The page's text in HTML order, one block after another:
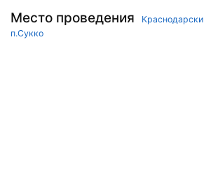
Место проведения
п.Сукко